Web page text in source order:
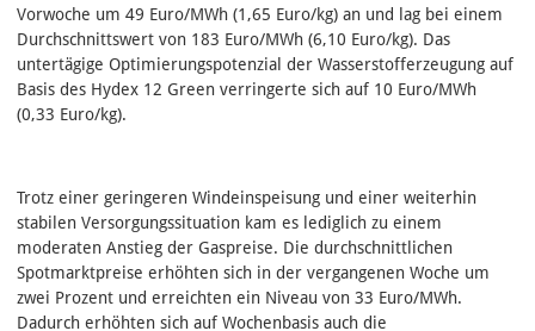
Vorwoche um 49 Euro/MWh (1,65 Euro/kg) an und lag bei einem
Durchschnittswert von 183 Euro/MWh (6,10 Euro/kg). Das
untertägige Optimierungspotenzial der Wasserstofferzeugung auf
Basis des Hydex 12 Green verringerte sich auf 10 Euro/MWh
(0,33 Euro/kg).
Trotz einer geringeren Windeinspeisung und einer weiterhin
stabilen Versorgungssituation kam es lediglich zu einem
moderaten Anstieg der Gaspreise. Die durchschnittlichen
Spotmarktpreise erhöhten sich in der vergangenen Woche um
zwei Prozent und erreichten ein Niveau von 33 Euro/MWh.
Dadurch erhöhten sich auf Wochenbasis auch die